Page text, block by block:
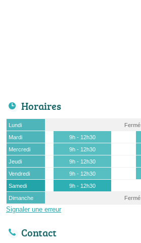
Horaires
Lundi
Fermé
Mardi
9h - 12h30
Mercredi
9h - 12h30
Jeudi
9h - 12h30
Vendredi
9h - 12h30
Samedi
9h - 12h30
Dimanche
Fermé
Signaler une erreur
Contact